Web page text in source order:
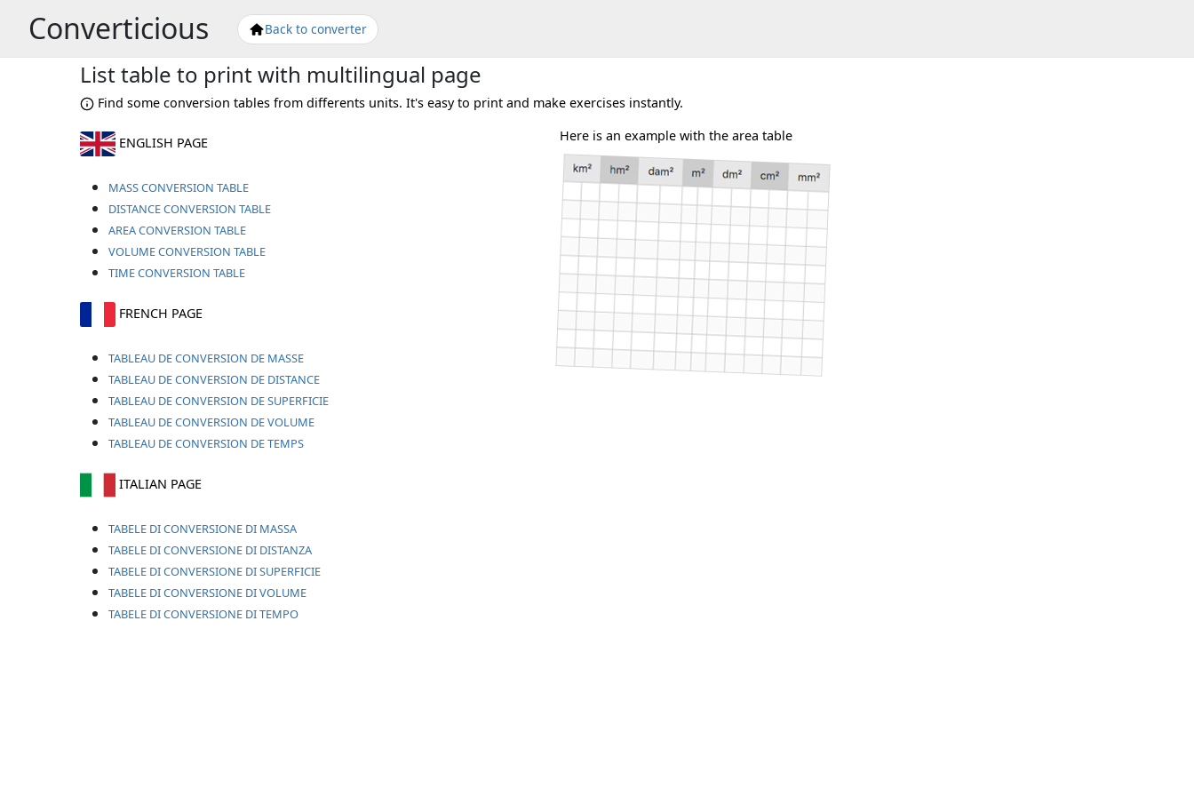
Converticious Back to converter
List table to print with multilingual page
Find some conversion tables from differents units. It's easy to print and make exercises instantly.
ENGLISH PAGE
MASS CONVERSION TABLE
DISTANCE CONVERSION TABLE
AREA CONVERSION TABLE
VOLUME CONVERSION TABLE
TIME CONVERSION TABLE
FRENCH PAGE
TABLEAU DE CONVERSION DE MASSE
TABLEAU DE CONVERSION DE DISTANCE
TABLEAU DE CONVERSION DE SUPERFICIE
TABLEAU DE CONVERSION DE VOLUME
TABLEAU DE CONVERSION DE TEMPS
ITALIAN PAGE
TABELE DI CONVERSIONE DI MASSA
TABELE DI CONVERSIONE DI DISTANZA
TABELE DI CONVERSIONE DI SUPERFICIE
TABELE DI CONVERSIONE DI VOLUME
TABELE DI CONVERSIONE DI TEMPO
Here is an example with the area table